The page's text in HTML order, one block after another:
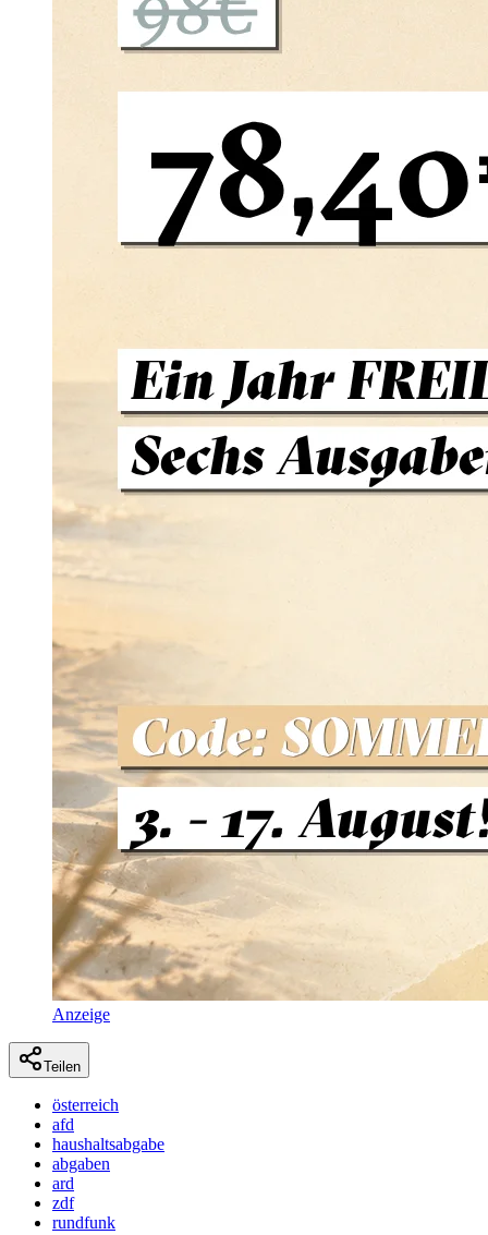
Anzeige
Teilen
österreich
afd
haushaltsabgabe
abgaben
ard
zdf
rundfunk